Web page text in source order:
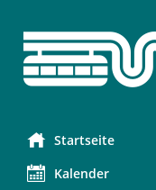
Startseite
Kalender